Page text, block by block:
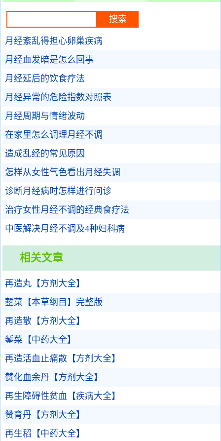
月经紊乱得担心卵巢疾病
月经血发暗是怎么回事
月经延后的饮食疗法
月经异常的危险指数对照表
月经周期与情绪波动
在家里怎么调理月经不调
造成乱经的常见原因
怎样从女性气色看出月经失调
诊断月经病时怎样进行问诊
治疗女性月经不调的经典食疗法
中医解决月经不调及4种妇科病
相关文章
再造丸【方剂大全】
錾菜【本草纲目】完整版
再造散【方剂大全】
錾菜【中药大全】
再造活血止痛散【方剂大全】
赞化血余丹【方剂大全】
再生障碍性贫血【疾病大全】
赞育丹【方剂大全】
再生稻【中药大全】